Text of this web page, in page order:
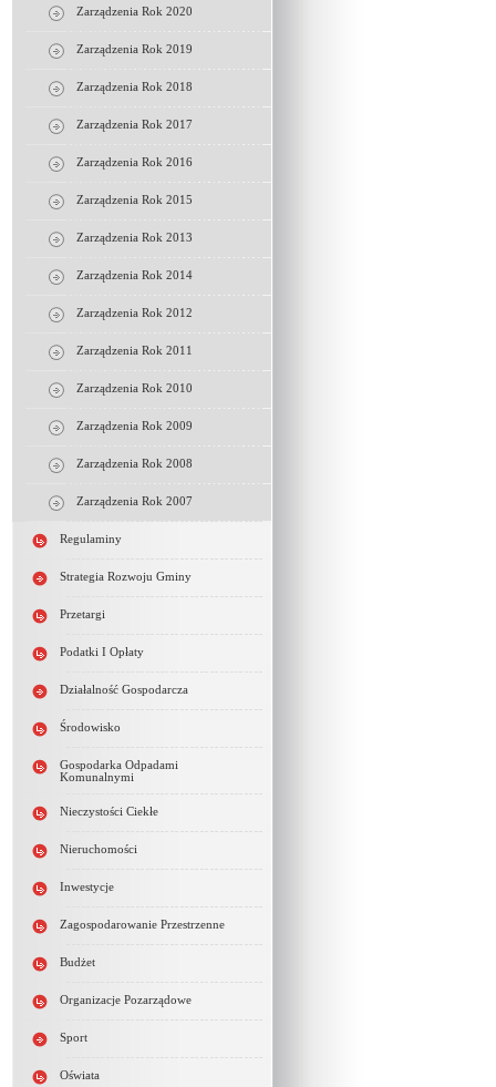
Zarządzenia Rok 2020
Zarządzenia Rok 2019
Zarządzenia Rok 2018
Zarządzenia Rok 2017
Zarządzenia Rok 2016
Zarządzenia Rok 2015
Zarządzenia Rok 2013
Zarządzenia Rok 2014
Zarządzenia Rok 2012
Zarządzenia Rok 2011
Zarządzenia Rok 2010
Zarządzenia Rok 2009
Zarządzenia Rok 2008
Zarządzenia Rok 2007
Regulaminy
Strategia Rozwoju Gminy
Przetargi
Podatki I Opłaty
Działalność Gospodarcza
Środowisko
Gospodarka Odpadami
Komunalnymi
Nieczystości Ciekłe
Nieruchomości
Inwestycje
Zagospodarowanie Przestrzenne
Budżet
Organizacje Pozarządowe
Sport
Oświata